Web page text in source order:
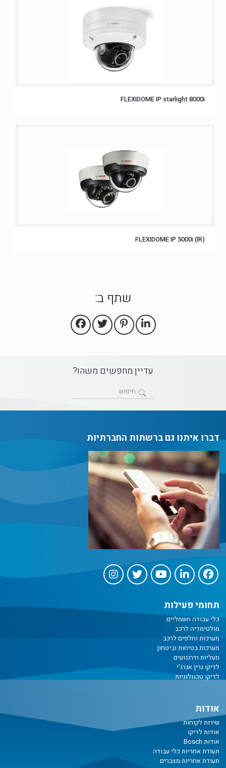
FLEXIDOME IP starlight 8000i
FLEXIDOME IP 5000i (IR)
שתף ב:
עדיין מחפשים משהו?
דברו איתנו גם ברשתות החברתיות
תחומי פעילות
כלי עבודה חשמליים
מולטימדיה לרכב
מערכות וחלפים לרכב
מערכות בטיחות וביטחון
מעליות ודרגנועים
לדיקו גרין אנרג'י
לדיקו טכנולוגיות
אודות
שירות לקוחות
אודות לדיקו
אודות Bosch
תעודת אחריות כלי עבודה
תעודת אחריות מצברים